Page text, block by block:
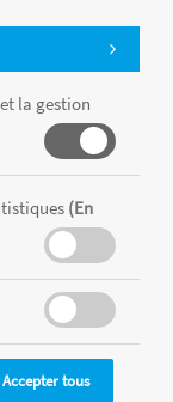
unique,
Cette pointe
pression
aquarellable.
la gestion
(En
Accepter tous